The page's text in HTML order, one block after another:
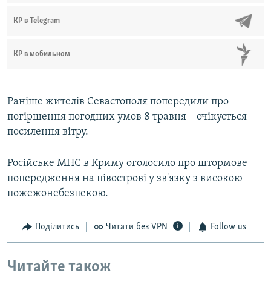
КР в Telegram
КР в мобильном
Раніше жителів Севастополя попередили про
погіршення погодних умов 8 травня – очікується
посилення вітру.
Російське МНС в Криму оголосило про штормове
попередження на півострові у зв'язку з високою
пожежонебезпекою.
Поділитись Читати без VPN Follow us
Читайте також